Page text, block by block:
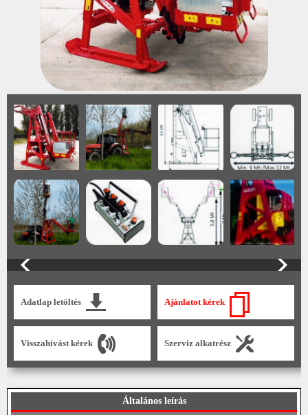
Adatlap letöltés Ajánlatot kérek
Visszahívást kérek Szerviz alkatrész
Általános leírás